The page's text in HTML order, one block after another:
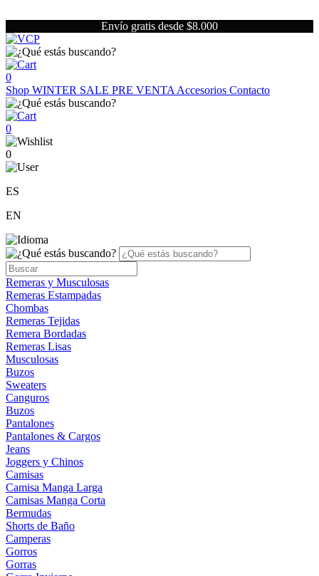
Envío gratis desde $8.000
0
Shop WINTER SALE PRE VENTA Accesorios Contacto
0
0
ES
EN
Remeras y Musculosas
Remeras Estampadas
Chombas
Remeras Tejidas
Remera Bordadas
Remeras Lisas
Musculosas
Buzos
Sweaters
Canguros
Buzos
Pantalones
Pantalones & Cargos
Jeans
Joggers y Chinos
Camisas
Camisa Manga Larga
Camisas Manga Corta
Bermudas
Shorts de Baño
Camperas
Gorros
Gorras